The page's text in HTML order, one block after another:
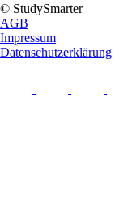
© StudySmarter
AGB
Impressum
Datenschutzerklärung